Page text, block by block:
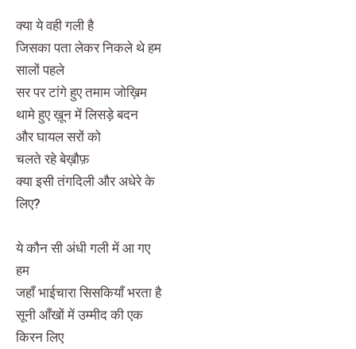
क्या ये वही गली है
जिसका पता लेकर निकले थे हम
सालों पहले
सर पर टांगे हुए तमाम जोख़िम
थामे हुए ख़ून में लिसड़े बदन
और घायल सरों को
चलते रहे बेख़ौफ़
क्या इसी तंगदिली और अधेरे के
लिए?
ये कौन सी अंधी गली में आ गए
हम
जहाँ भाईचारा सिसकियाँ भरता है
सूनी आँखों में उम्मीद की एक
किरन लिए